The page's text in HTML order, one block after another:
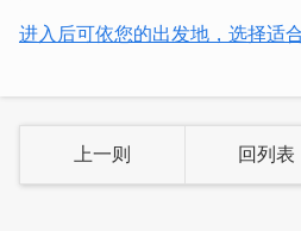
进入后可依您的出发地，选择适
上一则 回列表